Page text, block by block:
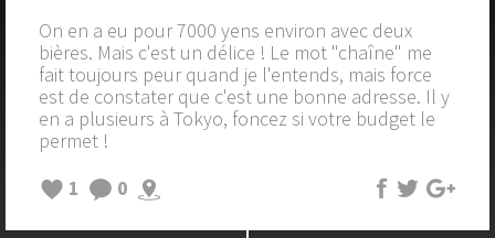
On en a eu pour 7000 yens environ avec deux
bières. Mais c'est un délice ! Le mot "chaîne" me
fait toujours peur quand je l'entends, mais force
est de constater que c'est une bonne adresse. Il y
en a plusieurs à Tokyo, foncez si votre budget le
permet !
1
0